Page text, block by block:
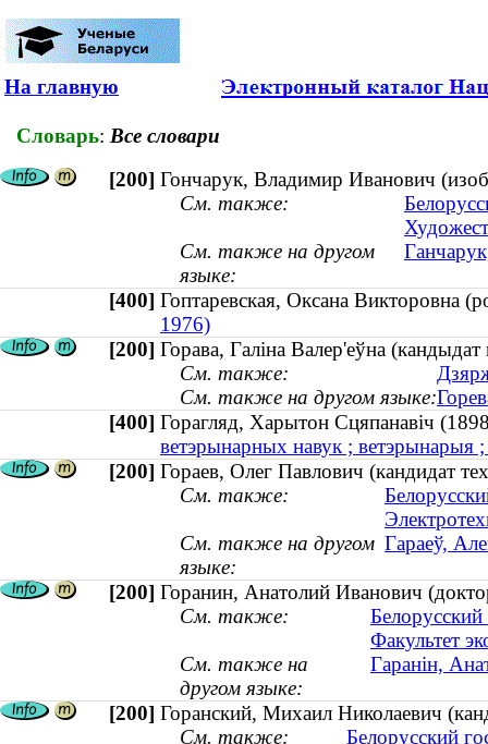
На главную
Словарь: Все словари
[200] Гончарук, Владимир Иванович
См. также:
См. также на другом
языке:
[400] Гоптаревская, Оксана Викторовна
1976)
[200] Горава, Галіна Валер'еўна
См. также:
См. также на другом языке:
[400] Горагляд, Харытон Сцяпанавіч
ветэрынарных навук ;
[200] Гораев, Олег Павлович (кандидат
См. также:
См. также на другом
языке:
Гараеў,
[200] Горанин, Анатолий Иванович
См. также:
Факультет
См. также на
другом языке:
Гаранін,
[200] Горанский, Михаил Николаевич
См. также:
Белорусский